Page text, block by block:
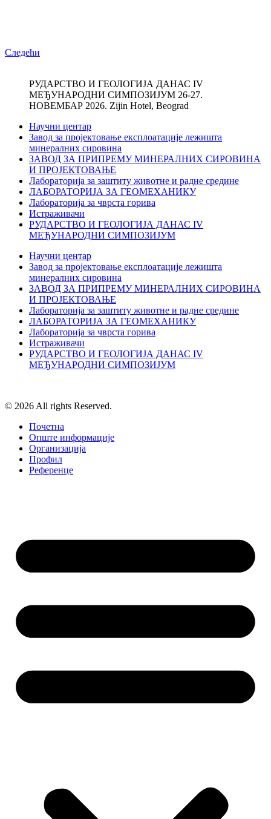
Следећи
РУДАРСТВО И ГЕОЛОГИЈА ДАНАС IV
МЕЂУНАРОДНИ СИМПОЗИЈУМ 26-27.
НОВЕМБАР 2026. Zijin Hotel, Beograd
Научни центар
Завод за пројектовање експлоатације лежишта
минералних сировина
ЗАВОД ЗА ПРИПРЕМУ МИНЕРАЛНИХ СИРОВИНА
И ПРОЈЕКТОВАЊЕ
Лабораторија за заштиту животне и радне средине
ЛАБОРАТОРИЈА ЗА ГЕОМЕХАНИКУ
Лабораторија за чврста горива
Истраживачи
РУДАРСТВО И ГЕОЛОГИЈА ДАНАС IV
МЕЂУНАРОДНИ СИМПОЗИЈУМ
Научни центар
Завод за пројектовање експлоатације лежишта
минералних сировина
ЗАВОД ЗА ПРИПРЕМУ МИНЕРАЛНИХ СИРОВИНА
И ПРОЈЕКТОВАЊЕ
Лабораторија за заштиту животне и радне средине
ЛАБОРАТОРИЈА ЗА ГЕОМЕХАНИКУ
Лабораторија за чврста горива
Истраживачи
РУДАРСТВО И ГЕОЛОГИЈА ДАНАС IV
МЕЂУНАРОДНИ СИМПОЗИЈУМ
© 2026 All rights Reserved.
Почетна
Опште информације
Организација
Профил
Референце